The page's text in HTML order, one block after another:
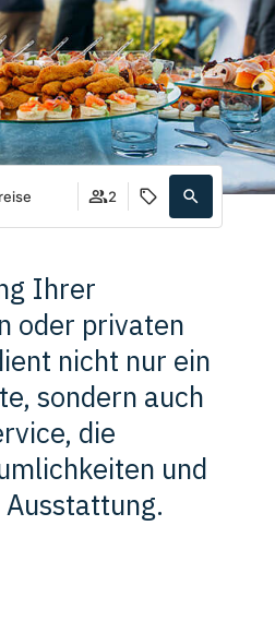
2
Ihrer
oder privaten
nicht nur ein
sondern auch
die
und